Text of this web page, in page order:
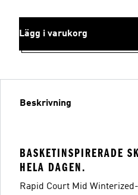
Lägg i varukorg
Beskrivning
BASKETINSPIRERADE
HELA DAGEN.
Rapid Court Mid